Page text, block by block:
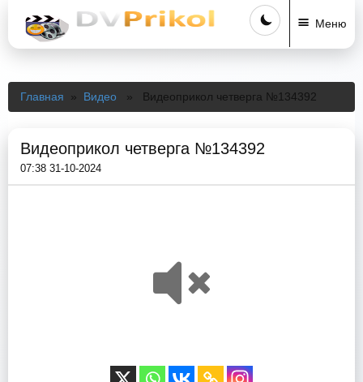
Меню
Главная » Видео » Видеоприкол четверга №134392
Видеоприкол четверга №134392
07:38 31-10-2024